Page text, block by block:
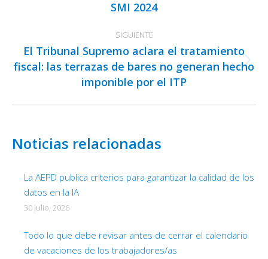
anterior:
SMI 2024
SIGUIENTE
Publicación
siguiente:
El Tribunal Supremo aclara el tratamiento
fiscal: las terrazas de bares no generan hecho
imponible por el ITP
Noticias relacionadas
La AEPD publica criterios para garantizar la calidad de los
datos en la IA
30 julio, 2026
Todo lo que debe revisar antes de cerrar el calendario
de vacaciones de los trabajadores/as